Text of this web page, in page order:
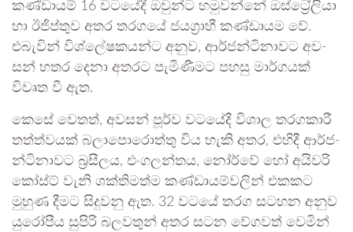
කණ්ඩා­යම් 16 වට­යේදී ඔවුන්ට හමු­වන්නේ ඔස්ට්‍රේ­ලියා
හා ඊජි­ප්තුව අතර තර­ගයේ ජය­ග්‍රාහී කණ්ඩා­යම වේ.
එබැ­වින් විශ්ලේ­ෂ­ක­යන්ට අනුව, ආර්ජ­න්ටි­නා­වට අව­
සන් හතර දෙනා අත­රට පැමි­ණී­මට පහසු මාර්ග­යක්
විවෘත වී ඇත.
කෙසේ වෙතත්, අව­සන් පූර්ව වට­යේදී විශාල තර­ග­කාරී
තත්ත්ව­යක් බලා­පො­රොත්තු විය හැකි අතර, එහිදී ආර්ජ­
න්ටි­නා­වට බ්‍රසී­ලය, එංග­ල­න්තය, නෝර්වේ හෝ අයි­වරි
කෝස්ට් වැනි ශක්ති­මත්ම කණ්ඩා­ය­ම්ව­ලින් එක­කට
මුහුණ දීමට සිදු­වනු ඇත. 32 වටයේ තරග සට­හන අනුව
යුරෝ­පීය සුපිරි බල­ව­තුන් අතර සටන වේග­වත් වෙමින්